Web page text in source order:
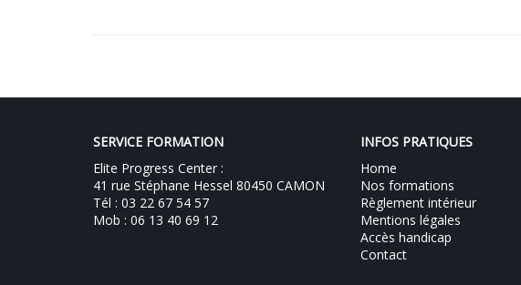
SERVICE FORMATION
Elite Progress Center :
41 rue Stéphane Hessel 80450 CAMON
Tél : 03 22 67 54 57
Mob : 06 13 40 69 12
INFOS PRATIQUES
Home
Nos formations
Règlement intérieur
Mentions légales
Accès handicap
Contact